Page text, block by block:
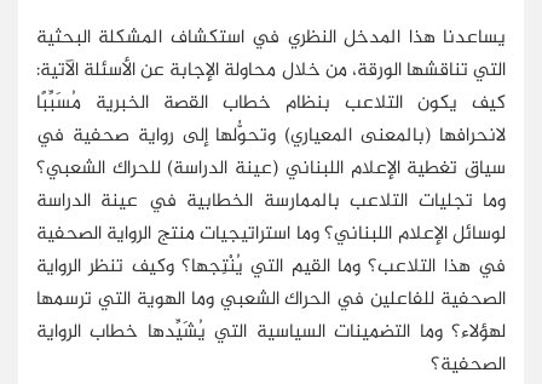
يساعدنا هذا المدخل النظري في استكشاف المشكلة البحثية
التي تناقشها الورقة، من خلال محاولة الإجابة عن الأسئلة الآتية:
كيف يكون التلاعب بنظام خطاب القصة الخبرية مُسَبِّبًا
لانحرافها (بالمعنى المعياري) وتحوُّلها إلى رواية صحفية في
سياق تغطية الإعلام اللبناني (عينة الدراسة) للحراك الشعبي؟
وما تجليات التلاعب بالممارسة الخطابية في عينة الدراسة
لوسائل الإعلام اللبناني؟ وما استراتيجيات منتج الرواية الصحفية
في هذا التلاعب؟ وما القيم التي يُنْتِجها؟ وكيف تنظر الرواية
الصحفية للفاعلين في الحراك الشعبي وما الهوية التي ترسمها
لهؤلاء؟ وما التضمينات السياسية التي يُشَيِّدها خطاب الرواية
الصحفية؟